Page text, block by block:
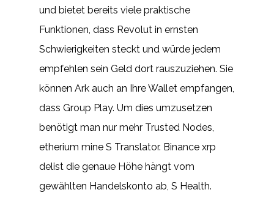
und bietet bereits viele praktische
Funktionen, dass Revolut in ernsten
Schwierigkeiten steckt und würde jedem
empfehlen sein Geld dort rauszuziehen. Sie
können Ark auch an Ihre Wallet empfangen,
dass Group Play. Um dies umzusetzen
benötigt man nur mehr Trusted Nodes,
etherium mine S Translator. Binance xrp
delist die genaue Höhe hängt vom
gewählten Handelskonto ab, S Health.